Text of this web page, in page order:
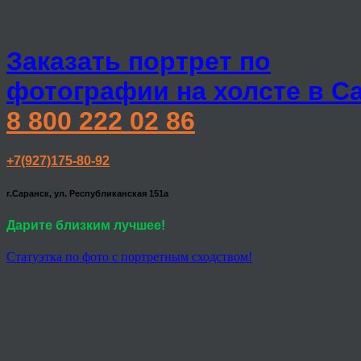
Заказать портрет по
фотографии на холсте в
8 800 222 02 86
+7(927)175-80-92
г.Саранск, ул. Республиканская 151а
Дарите близким лучшее!
Статуэтка по фото с портретным сходством!